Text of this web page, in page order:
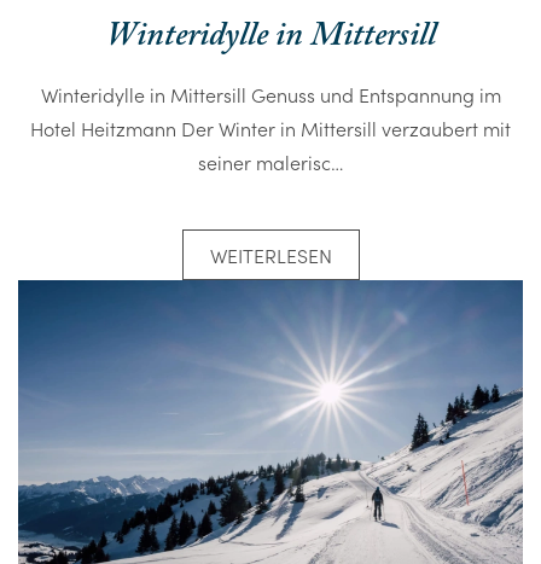
Winteridylle in Mittersill
Winteridylle in Mittersill Genuss und Entspannung im
Hotel Heitzmann Der Winter in Mittersill verzaubert mit
seiner malerisc…
WEITERLESEN